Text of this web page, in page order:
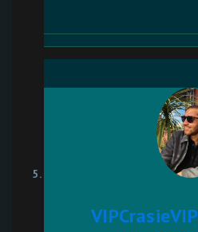
VIPCrasieVIP